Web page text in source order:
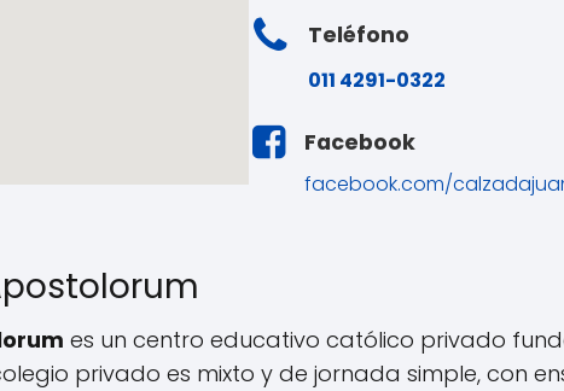
Teléfono
011 4291-0322
Facebook
facebook.com/
es un centro educativo católico privado
privado es mixto y de jornada simple, con